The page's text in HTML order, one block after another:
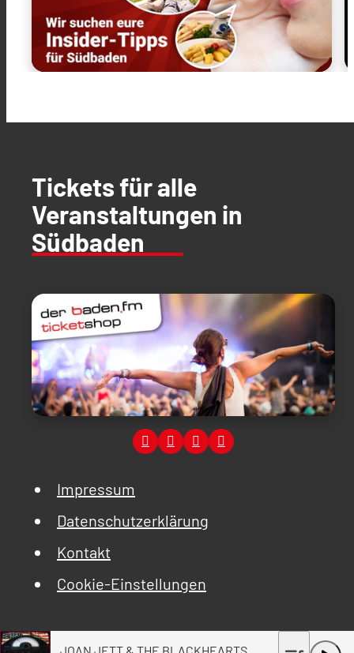
Tickets für alle
Veranstaltungen in
Südbaden
Impressum
Datenschutzerklärung
Kontakt
Cookie-Einstellungen
JOAN JETT & THE BLACKHEARTS